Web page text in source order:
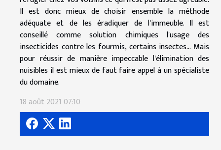
Il est donc mieux de choisir ensemble la méthode
adéquate et de les éradiquer de l'immeuble. Il est
conseillé comme solution chimiques l'usage des
insecticides contre les fourmis, certains insectes... Mais
pour réussir de manière impeccable l'élimination des
nuisibles il est mieux de faut faire appel à un spécialiste
du domaine.
18 août 2021 07:10